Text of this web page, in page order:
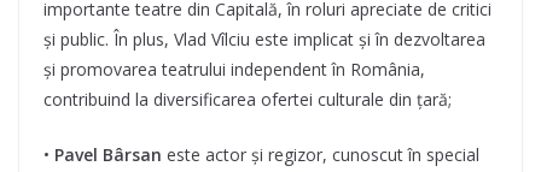
importante teatre din Capitală, în roluri apreciate de critici
și public. În plus, Vlad Vîlciu este implicat și în dezvoltarea
și promovarea teatrului independent în România,
contribuind la diversificarea ofertei culturale din țară;
• Pavel Bârsan este actor și regizor, cunoscut în special